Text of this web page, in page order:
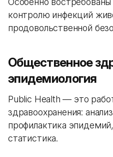
контролю инфекций
продовольственной
Общественное
эпидемиология
Public Health — это
здравоохранения:
профилактика
статистика.